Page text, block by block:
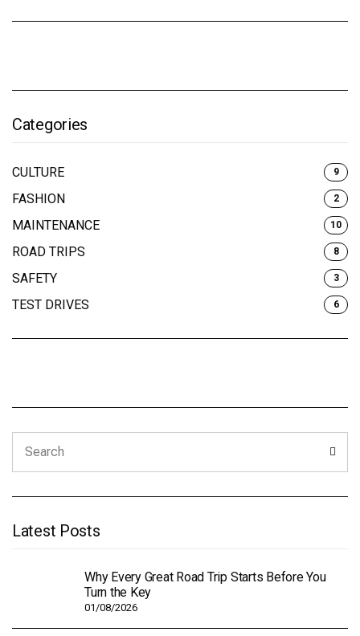
Categories
CULTURE 9
FASHION 2
MAINTENANCE 10
ROAD TRIPS 8
SAFETY 3
TEST DRIVES 6
for:
Latest Posts
Why Every Great Road Trip Starts Before You
Turn the Key
01/08/2026